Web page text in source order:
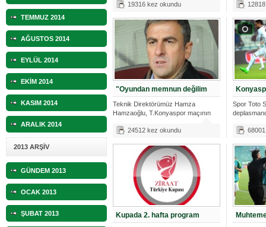
TEMMUZ 2014
AĞUSTOS 2014
EYLÜL 2014
EKİM 2014
KASIM 2014
ARALIK 2014
2013 ARŞİV
GÜNDEM 2013
OCAK 2013
ŞUBAT 2013
19316 kez okundu
"Oyundan memnun değilim
Teknik Direktörümüz Hamza
Hamzaoğlu, T.Konyaspor maçının
24512 kez okundu
Spor Toto
Kupada 2. hafta program